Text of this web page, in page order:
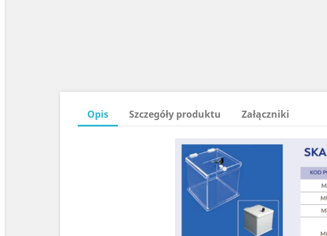
Opis Szczegóły produktu Załączniki